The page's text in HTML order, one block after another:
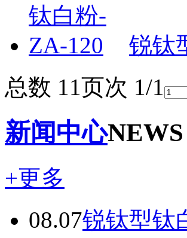
锐钛
总数 11页次 1/1
新闻中心NEWS
+更多
08.07锐钛型钛